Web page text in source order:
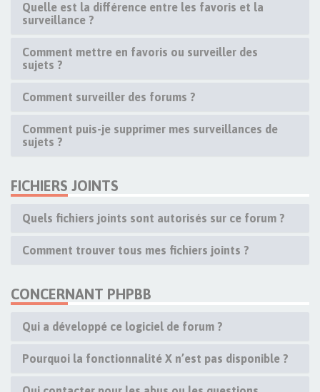
Quelle est la différence entre les favoris et la
surveillance ?
Comment mettre en favoris ou surveiller des
sujets ?
Comment surveiller des forums ?
Comment puis-je supprimer mes surveillances de
sujets ?
FICHIERS JOINTS
Quels fichiers joints sont autorisés sur ce forum ?
Comment trouver tous mes fichiers joints ?
CONCERNANT PHPBB
Qui a développé ce logiciel de forum ?
Pourquoi la fonctionnalité X n’est pas disponible ?